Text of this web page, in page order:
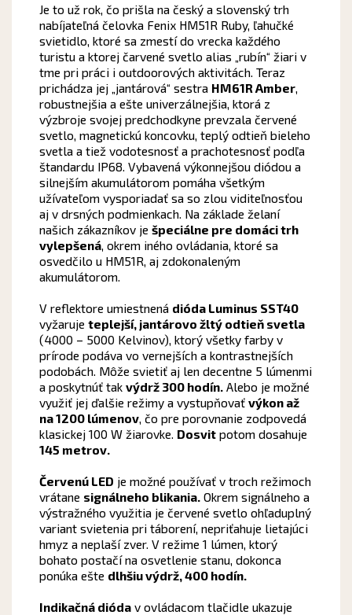
Je to už rok, čo prišla na český a slovenský trh
nabíjateľná čelovka Fenix HM51R Ruby, ľahučké
svietidlo, ktoré sa zmestí do vrecka každého
turistu a ktorej čarvené svetlo alias „rubín“ žiari v
tme pri práci i outdoorových aktivitách. Teraz
prichádza jej „jantárová“ sestra HM61R Amber,
robustnejšia a ešte univerzálnejšia, ktorá z
výzbroje svojej predchodkyne prevzala červené
svetlo, magnetickú koncovku, teplý odtieň bieleho
svetla a tiež vodotesnosť a prachotesnosť podľa
štandardu IP68. Vybavená výkonnejšou diódou a
silnejším akumulátorom pomáha všetkým
užívateľom vysporiadať sa so zlou viditeľnosťou
aj v drsných podmienkach. Na základe želaní
našich zákazníkov je špeciálne pre domáci trh
vylepšená, okrem iného ovládania, ktoré sa
osvedčilo u HM51R, aj zdokonaleným
akumulátorom.
V reflektore umiestnená dióda Luminus SST40
vyžaruje teplejší, jantárovo žltý odtieň svetla
(4000 – 5000 Kelvinov), ktorý všetky farby v
prírode podáva vo vernejších a kontrastnejších
podobách. Môže svietiť aj len decentne 5 lúmenmi
a poskytnúť tak výdrž 300 hodín. Alebo je možné
využiť jej ďalšie režimy a vystupňovať výkon až
na 1200 lúmenov, čo pre porovnanie zodpovedá
klasickej 100 W žiarovke. Dosvitpotom dosahuje
145 metrov.
Červenú LED je možné používať v troch režimoch
vrátane signálneho blikania. Okrem signálneho a
výstražného využitia je červené svetlo ohľaduplný
variant svietenia pri táborení, nepriťahuje lietajúci
hmyz a neplaší zver. V režime 1 lúmen, ktorý
bohato postačí na osvetlenie stanu, dokonca
ponúka ešte dlhšiu výdrž, 400 hodín.
Indikačná diódav ovládacom tlačidle ukazuje